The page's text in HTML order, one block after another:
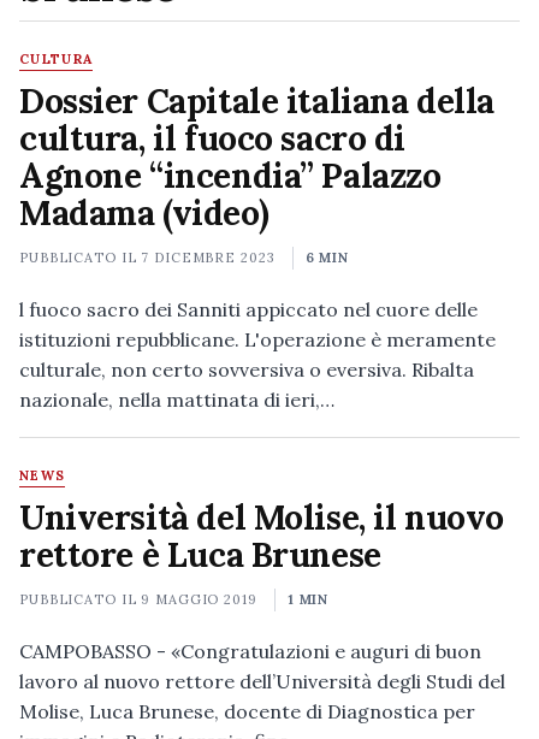
CULTURA
Dossier Capitale italiana della
cultura, il fuoco sacro di
Agnone “incendia” Palazzo
Madama (video)
PUBBLICATO IL 7 DICEMBRE 2023 6 MIN
l fuoco sacro dei Sanniti appiccato nel cuore delle
istituzioni repubblicane. L'operazione è meramente
culturale, non certo sovversiva o eversiva. Ribalta
nazionale, nella mattinata di ieri,…
NEWS
Università del Molise, il nuovo
rettore è Luca Brunese
PUBBLICATO IL 9 MAGGIO 2019 1 MIN
CAMPOBASSO - «Congratulazioni e auguri di buon
lavoro al nuovo rettore dell’Università degli Studi del
Molise, Luca Brunese, docente di Diagnostica per